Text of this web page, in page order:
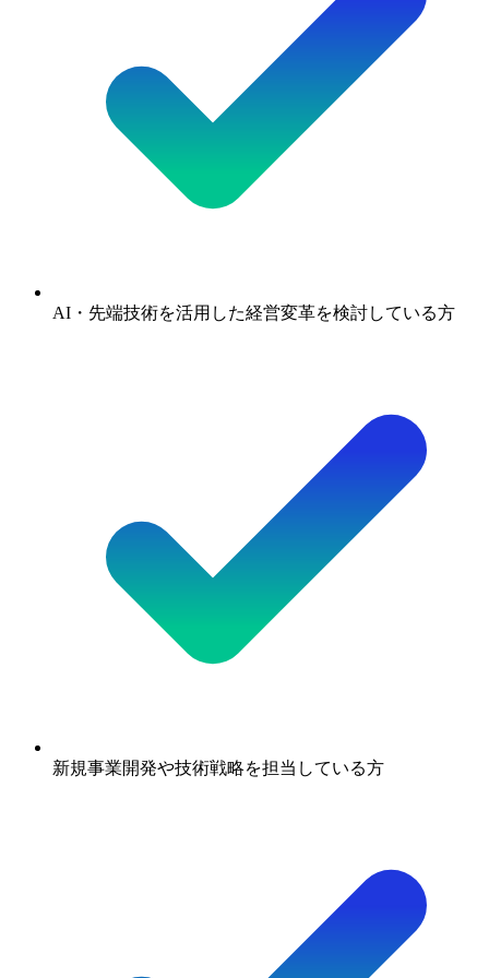
AI・先端技術を活用した経営変革を検討している方
新規事業開発や技術戦略を担当している方